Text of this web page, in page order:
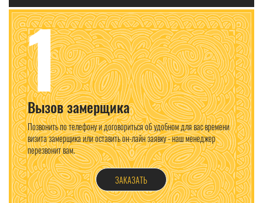
1
Вызов замерщика
Позвонить по телефону и договориться об удобном для вас времени
визита замерщика или оставить он-лайн заявку - наш менеджер
перезвонит вам.
ЗАКАЗАТЬ